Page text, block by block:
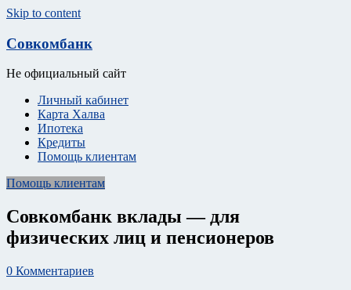
Skip to content
Совкомбанк
Не официальный сайт
Личный кабинет
Карта Халва
Ипотека
Кредиты
Помощь клиентам
Помощь клиентам
Совкомбанк вклады — для
физических лиц и пенсионеров
0 Комментариев